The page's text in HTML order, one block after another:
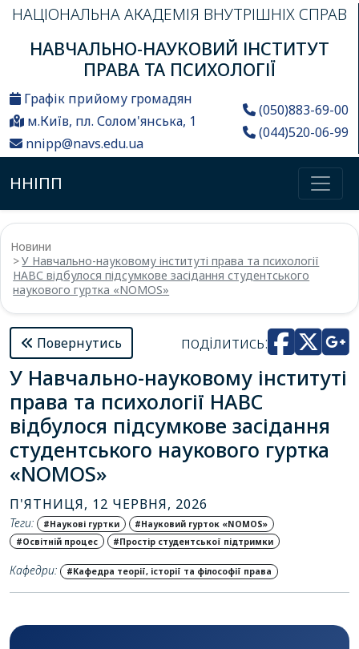
НАЦІОНАЛЬНА АКАДЕМІЯ ВНУТРІШНІХ СПРАВ
НАВЧАЛЬНО-НАУКОВИЙ ІНСТИТУТ
ПРАВА ТА ПСИХОЛОГІЇ
Графік прийому громадян
м.Київ, пл. Солом'янська, 1
nnipp@navs.edu.ua
(050)883-69-00
(044)520-06-99
ННІПП
Новини
У Навчально-науковому інституті права та психології
НАВС відбулося підсумкове засідання студентського
наукового гуртка «NOMOS»
Повернутись поділитись:
У Навчально-науковому інституті
права та психології НАВС
відбулося підсумкове засідання
студентського наукового гуртка
«NOMOS»
П'ЯТНИЦЯ, 12 ЧЕРВНЯ, 2026
Теги: #Наукові гуртки
#Науковий гурток «NOMOS»
#Освітній процес
#Простір студентської підтримки
Кафедри: #Кафедра теорії, історії та філософії права